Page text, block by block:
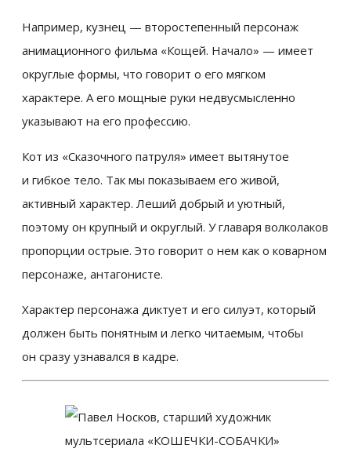
Например, кузнец — второстепенный персонаж
анимационного фильма «Кощей. Начало» — имеет
округлые формы, что говорит о его мягком
характере. А его мощные руки недвусмысленно
указывают на его профессию.
Кот из «Сказочного патруля» имеет вытянутое
и гибкое тело. Так мы показываем его живой,
активный характер. Леший добрый и уютный,
поэтому он крупный и округлый. У главаря волколаков
пропорции острые. Это говорит о нем как о коварном
персонаже, антагонисте.
Характер персонажа диктует и его силуэт, который
должен быть понятным и легко читаемым, чтобы
он сразу узнавался в кадре.